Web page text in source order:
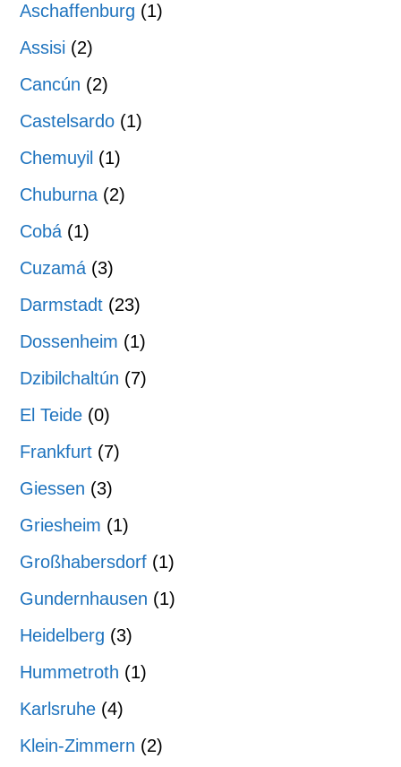
Aschaffenburg (1)
Assisi (2)
Cancún (2)
Castelsardo (1)
Chemuyil (1)
Chuburna (2)
Cobá (1)
Cuzamá (3)
Darmstadt (23)
Dossenheim (1)
Dzibilchaltún (7)
El Teide (0)
Frankfurt (7)
Giessen (3)
Griesheim (1)
Großhabersdorf (1)
Gundernhausen (1)
Heidelberg (3)
Hummetroth (1)
Karlsruhe (4)
Klein-Zimmern (2)